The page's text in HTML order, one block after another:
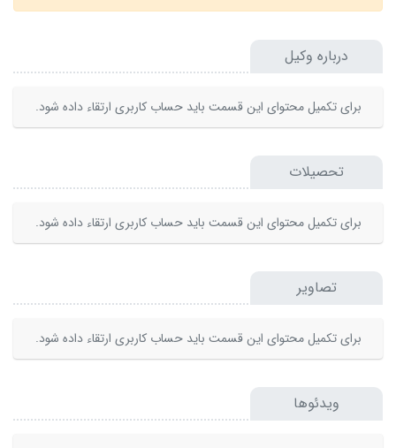
درباره وکیل
برای تکمیل محتوای این قسمت باید حساب کاربری ارتقاء داده شود.
تحصیلات
برای تکمیل محتوای این قسمت باید حساب کاربری ارتقاء داده شود.
تصاویر
برای تکمیل محتوای این قسمت باید حساب کاربری ارتقاء داده شود.
ویدئوها